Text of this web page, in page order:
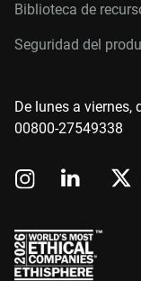
Biblioteca de
Seguridad del
De lunes a viernes,
00800-27549338